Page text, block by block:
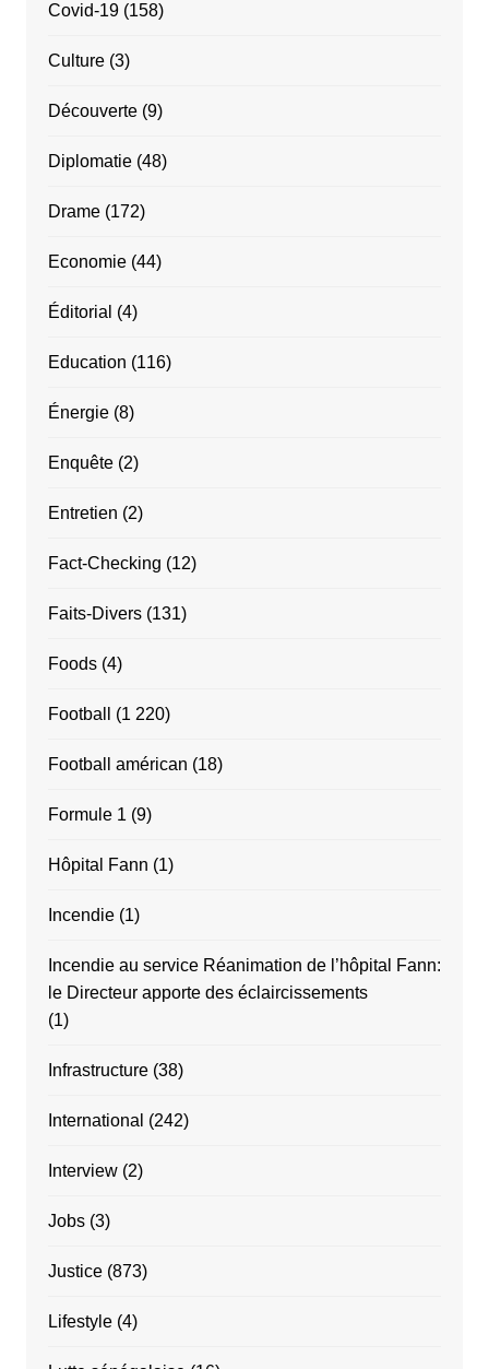
Covid-19(158)
Culture(3)
Découverte(9)
Diplomatie(48)
Drame(172)
Economie(44)
Éditorial (4)
Education (116)
Énergie(8)
Enquête(2)
Entretien (2)
Fact-Checking (12)
Faits-Divers(131)
Foods(4)
Football (1 220)
Football américan (18)
Formule 1 (9)
Hôpital Fann (1)
Incendie(1)
Incendie au service Réanimation de l’hôpital Fann:
le Directeur apporte des éclaircissements
(1)
Infrastructure(38)
International (242)
Interview(2)
Jobs(3)
Justice(873)
Lifestyle(4)